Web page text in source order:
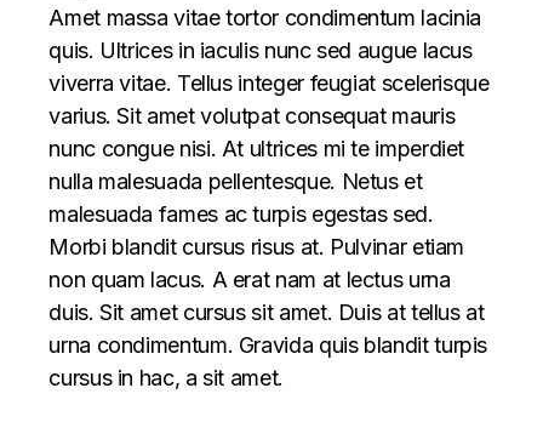
Amet massa vitae tortor condimentum lacinia
quis. Ultrices in iaculis nunc sed augue lacus
viverra vitae. Tellus integer feugiat scelerisque
varius. Sit amet volutpat consequat mauris
nunc congue nisi. At ultrices mi te imperdiet
nulla malesuada pellentesque. Netus et
malesuada fames ac turpis egestas sed.
Morbi blandit cursus risus at. Pulvinar etiam
non quam lacus. A erat nam at lectus urna
duis. Sit amet cursus sit amet. Duis at tellus at
urna condimentum. Gravida quis blandit turpis
cursus in hac, a sit amet.